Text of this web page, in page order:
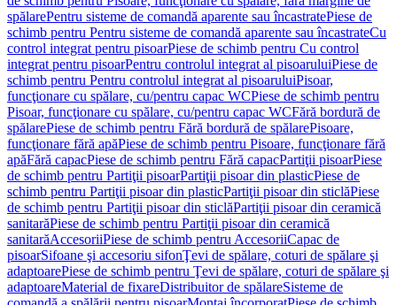
spălarePentru sisteme de comandă aparente sau încastratePiese de
schimb pentru Pentru sisteme de comandă aparente sau încastrateCu
control integrat pentru pisoarPiese de schimb pentru Cu control
integrat pentru pisoarPentru controlul integrat al pisoaruluiPiese de
schimb pentru Pentru controlul integrat al pisoaruluiPisoar,
funcţionare cu spălare, cu/pentru capac WCPiese de schimb pentru
Pisoar, funcţionare cu spălare, cu/pentru capac WCFără bordură de
spălarePiese de schimb pentru Fără bordură de spălarePisoare,
funcţionare fără apăPiese de schimb pentru Pisoare, funcţionare fără
apăFără capacPiese de schimb pentru Fără capacPartiţii pisoarPiese
de schimb pentru Partiţii pisoarPartiţii pisoar din plasticPiese de
schimb pentru Partiţii pisoar din plasticPartiţii pisoar din sticlăPiese
de schimb pentru Partiţii pisoar din sticlăPartiţii pisoar din ceramică
sanitarăPiese de schimb pentru Partiţii pisoar din ceramică
sanitarăAccesoriiPiese de schimb pentru AccesoriiCapac de
pisoarSifoane şi accesoriu sifonŢevi de spălare, coturi de spălare şi
adaptoarePiese de schimb pentru Ţevi de spălare, coturi de spălare şi
adaptoareMaterial de fixareDistribuitor de spălareSisteme de